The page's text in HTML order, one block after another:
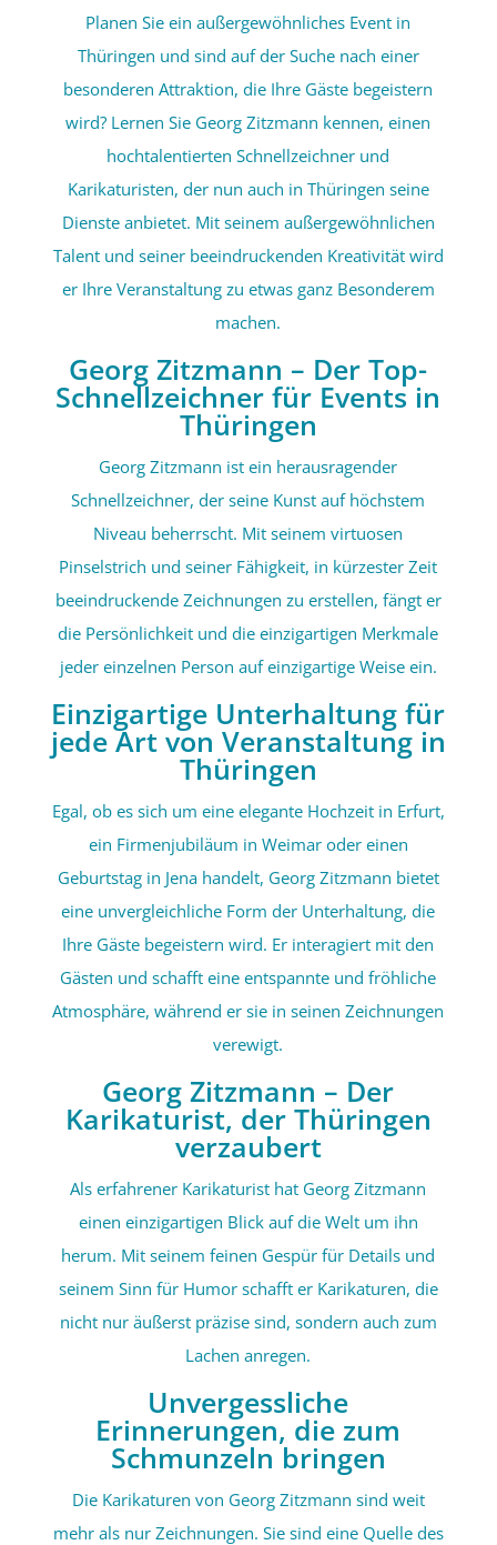
Planen Sie ein außergewöhnliches Event in
Thüringen und sind auf der Suche nach einer
besonderen Attraktion, die Ihre Gäste begeistern
wird? Lernen Sie Georg Zitzmann kennen, einen
hochtalentierten Schnellzeichner und
Karikaturisten, der nun auch in Thüringen seine
Dienste anbietet. Mit seinem außergewöhnlichen
Talent und seiner beeindruckenden Kreativität wird
er Ihre Veranstaltung zu etwas ganz Besonderem
machen.
Georg Zitzmann – Der Top-
Schnellzeichner für Events in
Thüringen
Georg Zitzmann ist ein herausragender
Schnellzeichner, der seine Kunst auf höchstem
Niveau beherrscht. Mit seinem virtuosen
Pinselstrich und seiner Fähigkeit, in kürzester Zeit
beeindruckende Zeichnungen zu erstellen, fängt er
die Persönlichkeit und die einzigartigen Merkmale
jeder einzelnen Person auf einzigartige Weise ein.
Einzigartige Unterhaltung für
jede Art von Veranstaltung in
Thüringen
Egal, ob es sich um eine elegante Hochzeit in Erfurt,
ein Firmenjubiläum in Weimar oder einen
Geburtstag in Jena handelt, Georg Zitzmann bietet
eine unvergleichliche Form der Unterhaltung, die
Ihre Gäste begeistern wird. Er interagiert mit den
Gästen und schafft eine entspannte und fröhliche
Atmosphäre, während er sie in seinen Zeichnungen
verewigt.
Georg Zitzmann – Der
Karikaturist, der Thüringen
verzaubert
Als erfahrener Karikaturist hat Georg Zitzmann
einen einzigartigen Blick auf die Welt um ihn
herum. Mit seinem feinen Gespür für Details und
seinem Sinn für Humor schafft er Karikaturen, die
nicht nur äußerst präzise sind, sondern auch zum
Lachen anregen.
Unvergessliche
Erinnerungen, die zum
Schmunzeln bringen
Die Karikaturen von Georg Zitzmann sind weit
mehr als nur Zeichnungen. Sie sind eine Quelle des